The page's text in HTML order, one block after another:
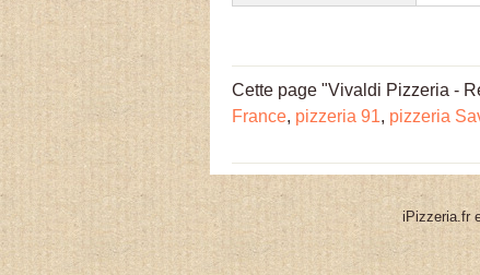
Cette page "Vivaldi Pizzeria -
France, pizzeria 91, pizzeria
iPizzeria.fr